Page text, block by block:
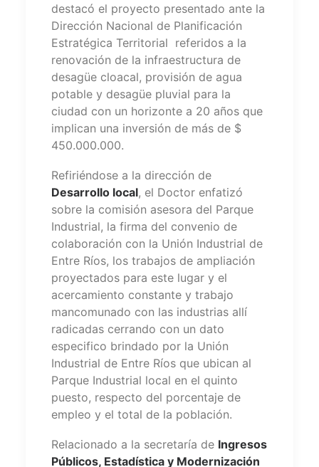
destacó el proyecto presentado ante la
Dirección Nacional de Planificación
Estratégica Territorial referidos a la
renovación de la infraestructura de
desagüe cloacal, provisión de agua
potable y desagüe pluvial para la
ciudad con un horizonte a 20 años que
implican una inversión de más de $
450.000.000.
Refiriéndose a la dirección de
Desarrollo local, el Doctor enfatizó
sobre la comisión asesora del Parque
Industrial, la firma del convenio de
colaboración con la Unión Industrial de
Entre Ríos, los trabajos de ampliación
proyectados para este lugar y el
acercamiento constante y trabajo
mancomunado con las industrias allí
radicadas cerrando con un dato
especifico brindado por la Unión
Industrial de Entre Ríos que ubican al
Parque Industrial local en el quinto
puesto, respecto del porcentaje de
empleo y el total de la población.
Relacionado a la secretaría de Ingresos
Públicos, Estadística y Modernización